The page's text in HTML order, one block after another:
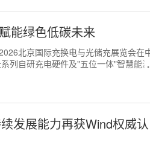
能绿色低碳未来
北京国际充换电与光储充展览会在
列自研充电硬件及"五位一体"智慧能源
发展能力再获Wind权威认